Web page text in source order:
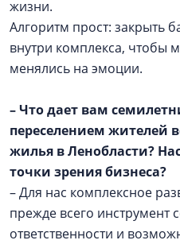
жизни.
Алгоритм прост: закрыть
внутри комплекса, чтобы
менялись на эмоции.
– Что дает вам
переселением жителей
жилья в Ленобласти?
точки зрения бизнеса?
– Для нас комплексное
прежде всего инструмент
ответственности и